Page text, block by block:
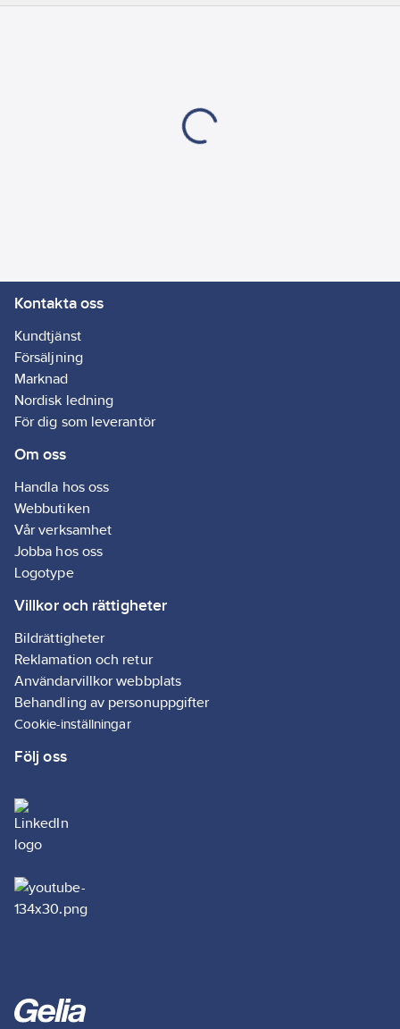
tätar den
utan att lämna några
rester.
Artikelnr: 5001001926
Lev.
artikelnr:
Ean
4042448102249
Materialklass
Kontakta oss
Kundtjänst
Försäljning
Marknad
Nordisk ledning
För dig som leverantör
Om oss
Handla hos oss
Webbutiken
Vår verksamhet
Jobba hos oss
Logotype
Villkor och rättigheter
Bildrättigheter
Reklamation och retur
Användarvillkor webbplats
Behandling av personuppgifter
Cookie-inställningar
Följ oss